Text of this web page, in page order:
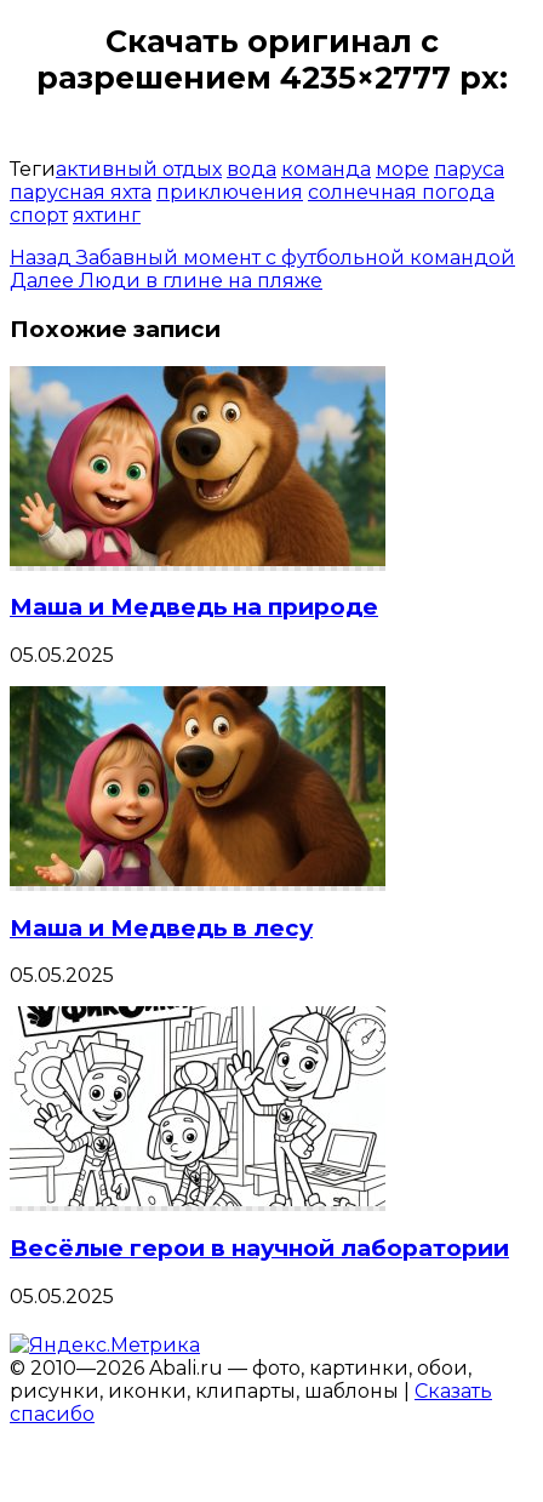
Скачать оригинал с
разрешением 4235×2777 px:
Тегиактивный отдых вода команда море паруса
парусная яхта приключения солнечная погода
спорт яхтинг
Назад Забавный момент с футбольной командой
Далее Люди в глине на пляже
Похожие записи
Маша и Медведь на природе
05.05.2025
Маша и Медведь в лесу
05.05.2025
Весёлые герои в научной лаборатории
05.05.2025
© 2010—2026 Abali.ru — фото, картинки, обои,
рисунки, иконки, клипарты, шаблоны | Сказать
спасибо